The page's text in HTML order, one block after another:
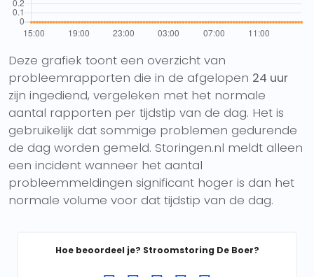
Deze grafiek toont een overzicht van
probleemrapporten die in de afgelopen 24 uur
zijn ingediend, vergeleken met het normale
aantal rapporten per tijdstip van de dag. Het is
gebruikelijk dat sommige problemen gedurende
de dag worden gemeld. Storingen.nl meldt alleen
een incident wanneer het aantal
probleemmeldingen significant hoger is dan het
normale volume voor dat tijdstip van de dag.
Hoe beoordeel je? Stroomstoring De Boer?